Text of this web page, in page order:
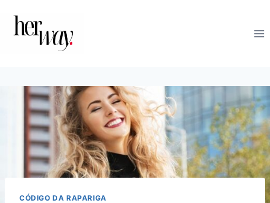
CÓDIGO DA RAPARIGA